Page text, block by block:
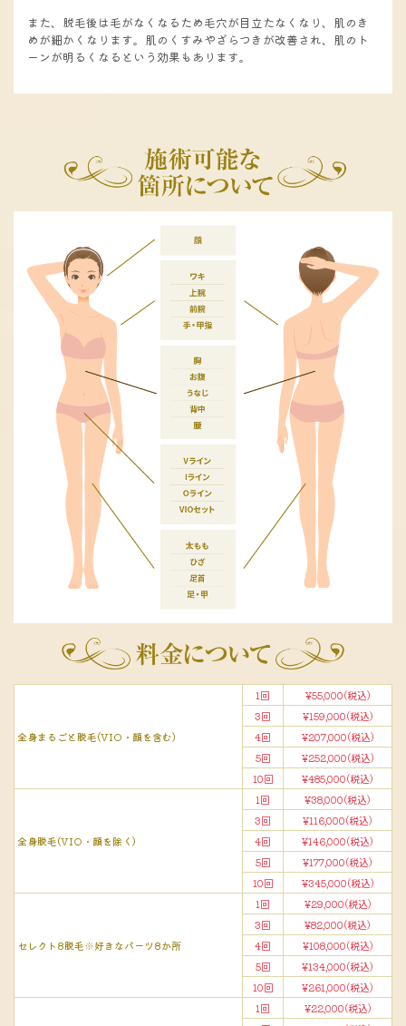
また、脱毛後は毛がなくなるため毛穴が目立たなくなり、肌のき
めが細かくなります。肌のくすみやざらつきが改善され、肌のト
ーンが明るくなるという効果もあります。
全身まるごと脱毛(VIO・顔を含む)
1回
¥55,000(税込)
3回
¥159,000(税込)
4回
¥207,000(税込)
5回
¥252,000(税込)
10回
¥485,000(税込)
全身脱毛(VIO・顔を除く)
1回
¥38,000(税込)
3回
¥116,000(税込)
4回
¥146,000(税込)
5回
¥177,000(税込)
10回
¥345,000(税込)
セレクト8脱毛※好きなパーツ8か所
1回
¥29,000(税込)
3回
¥82,000(税込)
4回
¥108,000(税込)
5回
¥134,000(税込)
10回
¥261,000(税込)
1回
¥22,000(税込)